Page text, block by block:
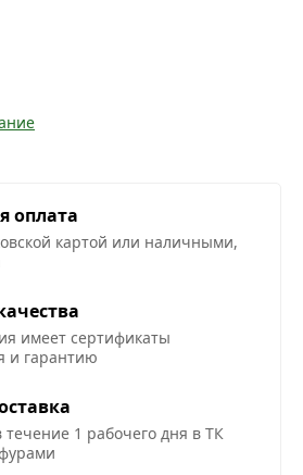
оплата
картой или наличными,
имеет сертификаты
и гарантию
1 рабочего дня в ТК